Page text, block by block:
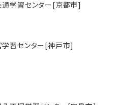
通学習センター[京都市]
学習センター[神戸市]